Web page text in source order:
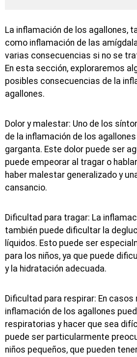
La inflamación de los agallones,
como inflamación de las
varias consecuencias si no se
En esta sección, exploraremos
posibles consecuencias de la
agallones.
Dolor y malestar: Uno de los
de la inflamación de los
garganta. Este dolor puede ser
puede empeorar al tragar o
haber malestar generalizado y
cansancio.
Dificultad para tragar: La
también puede dificultar la
líquidos. Esto puede ser
para los niños, ya que puede
y la hidratación adecuada.
Dificultad para respirar: En casos
inflamación de los agallones
respiratorias y hacer que sea
puede ser particularmente
niños pequeños, que pueden